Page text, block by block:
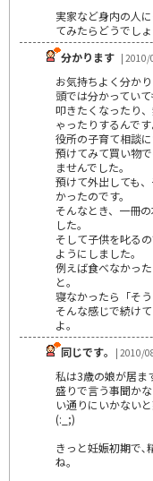
実家など身内の人
てみたらどうでし
分かります |
お気持ちよく分かり
頭では分かってい
叩きたくなったり
ゃったりするんで
役所の子育て相談
預けてみて買い物
ませんでした。
預けて外出しても
かったのです。
そんなとき、一冊
した。
そして子供を叱る
ようにしました。
例えば食べなかっ
と。
寝なかったら「そ
そんな感じで続け
よ。
同じです｡
| 2010/
私は3歳の娘が居ま
盛りで言う事聞か
い通りにいかない
(:_;)
きっと妊娠初期で､
ね｡